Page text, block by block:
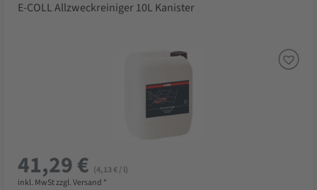
E-COLL Allzweckreiniger 10L Kanister
41,29 € (4,13 € / l)
inkl. MwSt zzgl. Versand *